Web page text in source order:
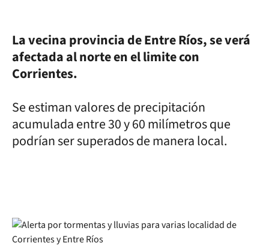
La vecina provincia de Entre Ríos, se verá
afectada al norte en el limite con
Corrientes.
Se estiman valores de precipitación
acumulada entre 30 y 60 milímetros que
podrían ser superados de manera local.